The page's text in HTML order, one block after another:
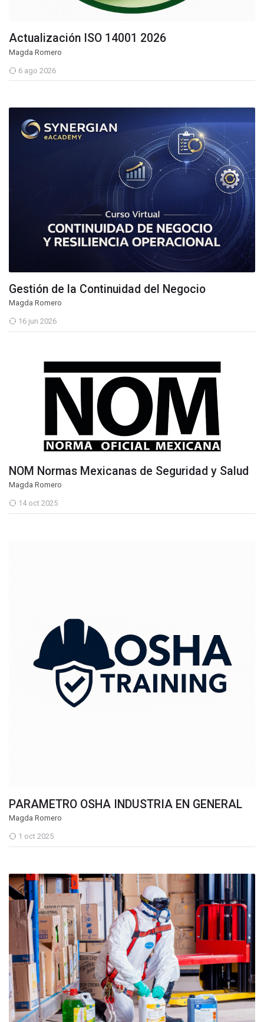
Actualización ISO 14001 2026
Magda Romero
6 ago 2026
Gestión de la Continuidad del Negocio
Magda Romero
16 jun 2026
NOM Normas Mexicanas de Seguridad y Salud
Magda Romero
14 oct 2025
PARAMETRO OSHA INDUSTRIA EN GENERAL
Magda Romero
1 oct 2025